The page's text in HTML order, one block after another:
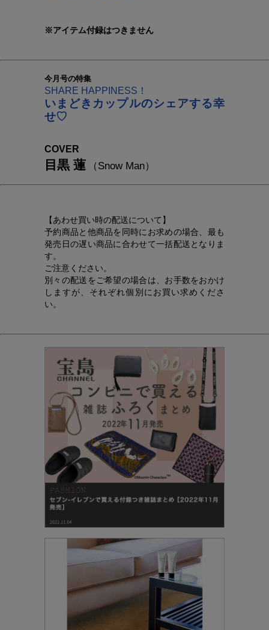
※アイテム付録はつきません
今月号の特集
SHARE HAPPINESS！
いまどきカップルのシェアする幸
せ♡
COVER
目黒 蓮 （Snow Man）
【あわせ買い時の配送について】
予約商品と他商品を同時にお求めの場合、最も
発売日の遅い商品に合わせて一括配送となりま
す。
ご注意ください。
別々の配送をご希望の場合は、お手数をおかけ
しますが、それぞれ個別にお買い求めくださ
い。